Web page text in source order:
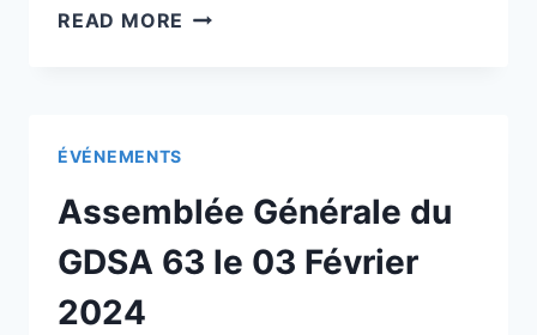
CEZEAUX
READ MORE CONVOCATION
ÉVÉNEMENTS
Assemblée Générale du
GDSA 63 le 03 Février
2024